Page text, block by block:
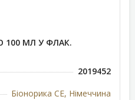
100 МЛ У ФЛАК.
2019452
Біонорика СЕ, Німеччина